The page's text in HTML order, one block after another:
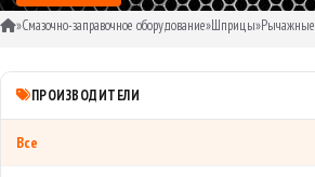
»Смазочно-заправочное оборудование»Шприцы»Рычажные
ПРОИЗВОДИТЕЛИ
Все